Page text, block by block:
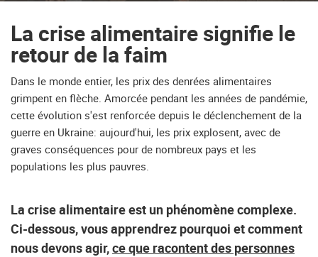
La crise alimentaire signifie le
retour de la faim
Dans le monde entier, les prix des denrées alimentaires
grimpent en flèche. Amorcée pendant les années de pandémie,
cette évolution s'est renforcée depuis le déclenchement de la
guerre en Ukraine: aujourd'hui, les prix explosent, avec de
graves conséquences pour de nombreux pays et les
populations les plus pauvres.
La crise alimentaire est un phénomène complexe.
Ci-dessous, vous apprendrez pourquoi et comment
nous devons agir,ce que racontent des personnes